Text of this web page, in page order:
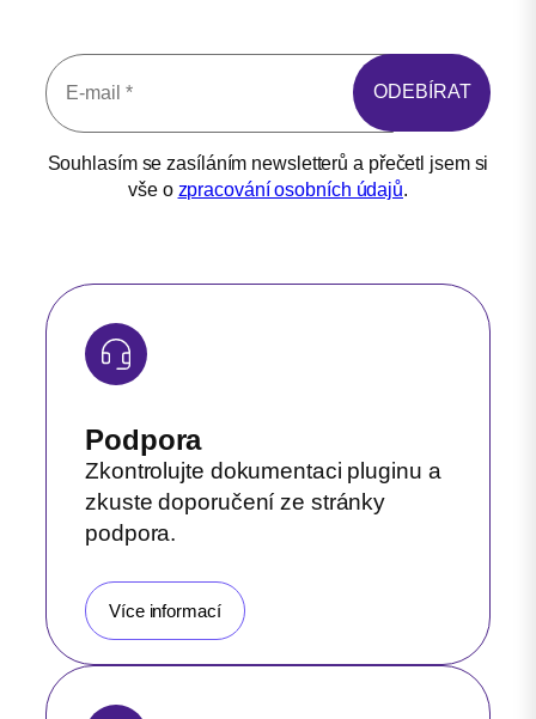
Souhlasím se zasíláním newsletterů a přečetl jsem si
vše o zpracování osobních údajů.
Podpora
Zkontrolujte dokumentaci pluginu a
zkuste doporučení ze stránky
podpora.
Více informací